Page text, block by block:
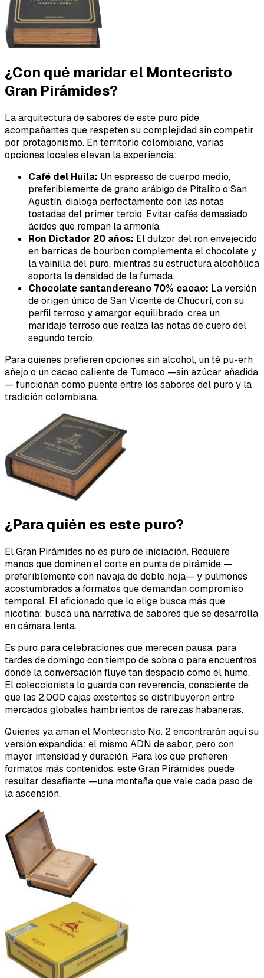
¿Con qué maridar el Montecristo
Gran Pirámides?
La arquitectura de sabores de este puro pide
acompañantes que respeten su complejidad sin competir
por protagonismo. En territorio colombiano, varias
opciones locales elevan la experiencia:
Café del Huila: Un espresso de cuerpo medio,
preferiblemente de grano arábigo de Pitalito o San
Agustín, dialoga perfectamente con las notas
tostadas del primer tercio. Evitar cafés demasiado
ácidos que rompan la armonía.
Ron Dictador 20 años: El dulzor del ron envejecido
en barricas de bourbon complementa el chocolate y
la vainilla del puro, mientras su estructura alcohólica
soporta la densidad de la fumada.
Chocolate santandereano 70% cacao: La versión
de origen único de San Vicente de Chucurí, con su
perfil terroso y amargor equilibrado, crea un
maridaje terroso que realza las notas de cuero del
segundo tercio.
Para quienes prefieren opciones sin alcohol, un té pu-erh
añejo o un cacao caliente de Tumaco —sin azúcar añadida
— funcionan como puente entre los sabores del puro y la
tradición colombiana.
¿Para quién es este puro?
El Gran Pirámides no es puro de iniciación. Requiere
manos que dominen el corte en punta de pirámide —
preferiblemente con navaja de doble hoja— y pulmones
acostumbrados a formatos que demandan compromiso
temporal. El aficionado que lo elige busca más que
nicotina: busca una narrativa de sabores que se desarrolla
en cámara lenta.
Es puro para celebraciones que merecen pausa, para
tardes de domingo con tiempo de sobra o para encuentros
donde la conversación fluye tan despacio como el humo.
El coleccionista lo guarda con reverencia, consciente de
que las 2.000 cajas existentes se distribuyeron entre
mercados globales hambrientos de rarezas habaneras.
Quienes ya aman el Montecristo No. 2 encontrarán aquí su
versión expandida: el mismo ADN de sabor, pero con
mayor intensidad y duración. Para los que prefieren
formatos más contenidos, este Gran Pirámides puede
resultar desafiante —una montaña que vale cada paso de
la ascensión.